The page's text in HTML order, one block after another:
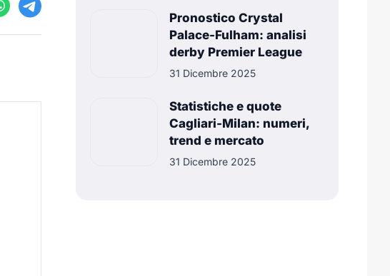
Pronostico Crystal
Palace-Fulham: analisi
derby Premier League
31 Dicembre 2025
Statistiche e quote
Cagliari-Milan: numeri,
trend e mercato
31 Dicembre 2025